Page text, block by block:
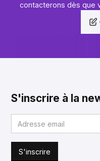
contacterons dès que
S'inscrire à la